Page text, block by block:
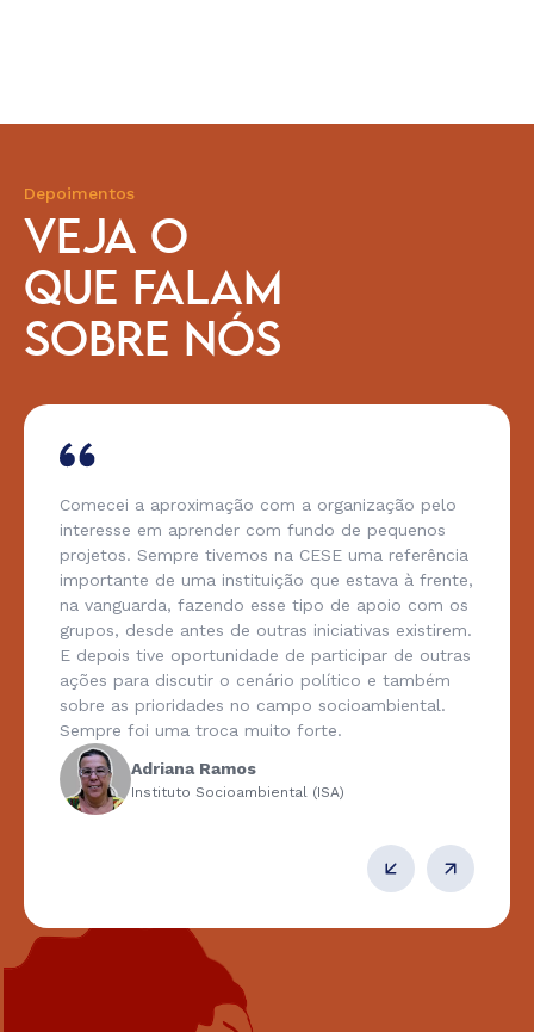
Depoimentos
VEJA O
QUE FALAM
SOBRE NÓS
Comecei a aproximação com a organização pelo
interesse em aprender com fundo de pequenos
projetos. Sempre tivemos na CESE uma referência
importante de uma instituição que estava à frente,
na vanguarda, fazendo esse tipo de apoio com os
grupos, desde antes de outras iniciativas existirem.
E depois tive oportunidade de participar de outras
ações para discutir o cenário político e também
sobre as prioridades no campo socioambiental.
Sempre foi uma troca muito forte.
Adriana Ramos
Instituto Socioambiental (ISA)